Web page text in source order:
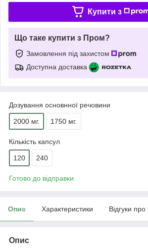
Купити з
Що таке купити з Пром?
Замовлення під захистом
Доступна доставка
Дозування основнної речовини
2000 мг. 1750 мг.
Кількість капсул
120 240
Готово до відправки
Опис Характеристики Відгуки про
Опис